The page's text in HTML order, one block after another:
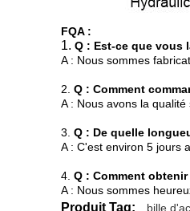
FQA :
1. Q : Est-ce que vous
A : Nous sommes
2. Q : Comment
A : Nous avons la
3. Q : De quelle
A : C'est environ 5 jours
4. Q : Comment
A : Nous sommes
Produit Tag: bille